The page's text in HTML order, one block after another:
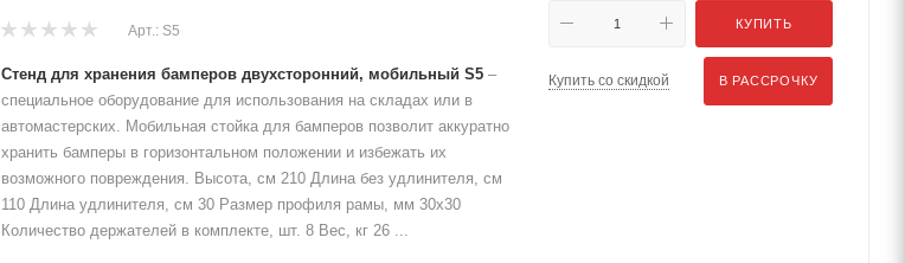
Арт.: S5
Стенд для хранения бамперов двухсторонний, мобильный S5 –
специальное оборудование для использования на складах или в
автомастерских. Мобильная стойка для бамперов позволит аккуратно
хранить бамперы в горизонтальном положении и избежать их
возможного повреждения. Высота, см 210 Длина без удлинителя, см
110 Длина удлинителя, см 30 Размер профиля рамы, мм 30х30
Количество держателей в комплекте, шт. 8 Вес, кг 26 ...
КУПИТЬ
Купить со скидкой В РАССРОЧКУ